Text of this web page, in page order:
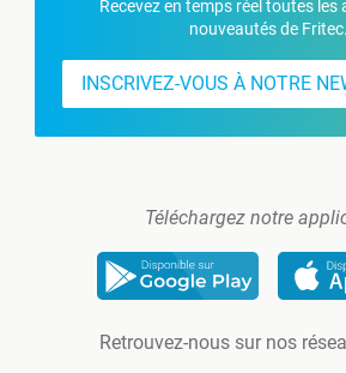
Recevez en temps réel toutes
nouveautés de Fritec.
INSCRIVEZ-VOUS À NOTRE
Téléchargez notre
Retrouvez-nous sur nos